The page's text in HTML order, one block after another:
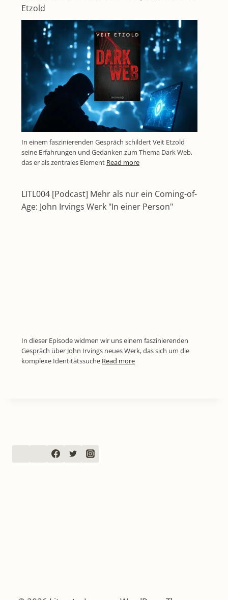
Etzold
In einem faszinierenden Gespräch schildert Veit Etzold
seine Erfahrungen und Gedanken zum Thema Dark Web,
das er als zentrales Element Read more
LITL004 [Podcast] Mehr als nur ein Coming-of-
Age: John Irvings Werk "In einer Person"
In dieser Episode widmen wir uns einem faszinierenden
Gespräch über John Irvings neues Werk, das sich um die
komplexe Identitätssuche Read more